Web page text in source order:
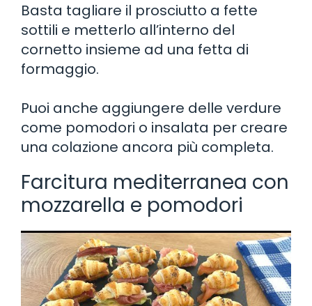
Basta tagliare il prosciutto a fette
sottili e metterlo all’interno del
cornetto insieme ad una fetta di
formaggio.
Puoi anche aggiungere delle verdure
come pomodori o insalata per creare
una colazione ancora più completa.
Farcitura mediterranea con
mozzarella e pomodori